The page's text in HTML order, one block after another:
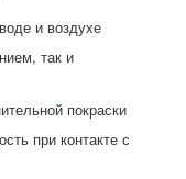
и воздухе
так и
покраски
при контакте с